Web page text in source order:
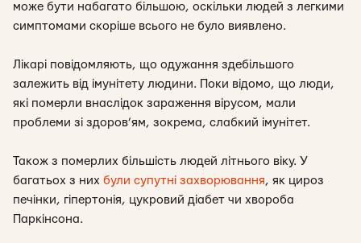
може бути набагато більшою, оскільки людей з легкими
симптомами скоріше всього не було виявлено.
Лікарі повідомляють, що одужання здебільшого
залежить від імунітету людини. Поки відомо, що люди,
які померли внаслідок зараження вірусом, мали
проблеми зі здоров’ям, зокрема, слабкий імунітет.
Також з померлих більшість людей літнього віку. У
багатьох з них були супутні захворювання, як цироз
печінки, гіпертонія, цукровий діабет чи хвороба
Паркінсона.